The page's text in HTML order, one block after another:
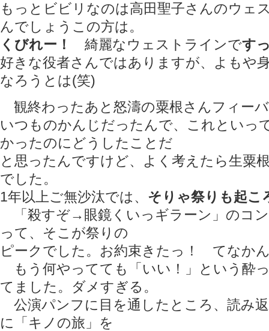
もっとビビリなのは高田聖子さんのウェ
んでしょうこの方は。
くびれー！
綺麗なウェストラインです
好きな役者さんではありますが、よもや
なろうとは(笑)
観終わったあと怒濤の粟根さんフィー
いつものかんじだったんで、これといっ
かったのにどうしたことだ
と思ったんですけど、よく考えたら生粟
でした。
1年以上ご無沙汰では、 そりゃ祭りも起こ
「殺すぞ→眼鏡くいっギラーン」のコ
って、そこが祭りの
ピークでした。お約束きたっ！ てなか
もう何やってても「いい！」という酔
てました。ダメすぎる。
公演パンフに目を通したところ、読み
に「キノの旅」を